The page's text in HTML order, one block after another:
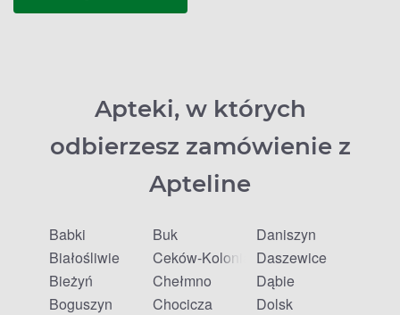
Apteki, w których
odbierzesz zamówienie z
Apteline
Babki
Białośliwie
Bieżyń
Boguszyn
Buk
Ceków-Kolonia
Chełmno
Chocicza
Daniszyn
Daszewice
Dąbie
Dolsk